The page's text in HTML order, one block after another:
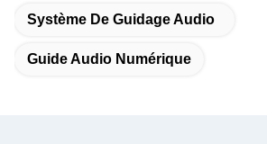
Système De Guidage Audio
Guide Audio Numérique